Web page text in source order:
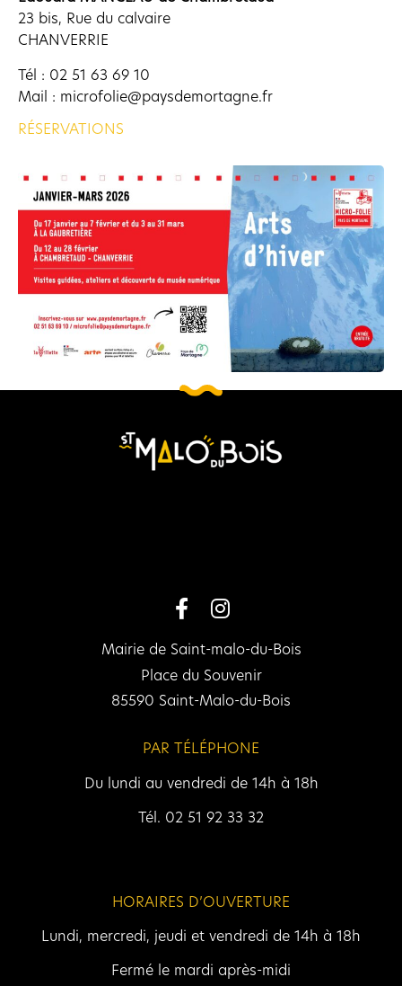
23 bis, Rue du calvaire
CHANVERRIE
Tél : 02 51 63 69 10
Mail : microfolie@paysdemortagne.fr
RÉSERVATIONS
Mairie de Saint-malo-du-Bois
Place du Souvenir
85590 Saint-Malo-du-Bois
PAR TÉLÉPHONE
Du lundi au vendredi de 14h à 18h
Tél. 02 51 92 33 32
HORAIRES D’OUVERTURE
Lundi, mercredi, jeudi et vendredi de 14h à 18h
Fermé le mardi après-midi